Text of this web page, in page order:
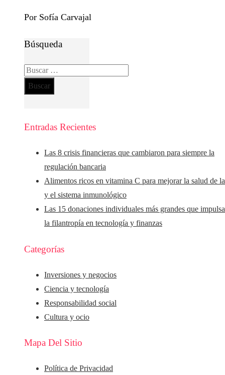
Por Sofía Carvajal
Búsqueda
Buscar:
Entradas Recientes
Las 8 crisis financieras que cambiaron para siempre la
regulación bancaria
Alimentos ricos en vitamina C para mejorar la salud de
y el sistema inmunológico
Las 15 donaciones individuales más grandes que
la filantropía en tecnología y finanzas
Categorías
Inversiones y negocios
Ciencia y tecnología
Responsabilidad social
Cultura y ocio
Mapa Del Sitio
Política de Privacidad